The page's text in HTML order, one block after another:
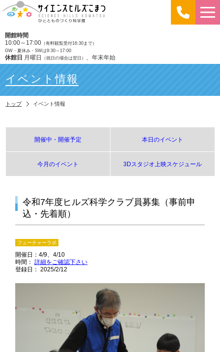
開館時間
10:00～17:00 （有料観覧受付16:30まで）
GW・夏休み・SWは9:30～17:00
休館日 月曜日 （祝日の場合は翌日） 、年末年始
イベント情報
トップ イベント情報
開催中・開催予定 本日のイベント
今月のイベント 3Dスタジオ上映スケジュール
令和7年度ヒルズ科学クラブ員募集（事前申
込・先着順）
フューチャーラボ
開催日：4/9
4/10
時間：詳細をご確認下さい
登録日： 2025/2/12